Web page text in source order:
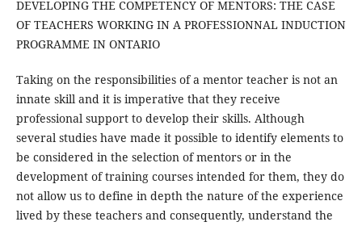
DEVELOPING THE COMPETENCY OF MENTORS: THE CASE
OF TEACHERS WORKING IN A PROFESSIONNAL INDUCTION
PROGRAMME IN ONTARIO
Taking on the responsibilities of a mentor teacher is not an
innate skill and it is imperative that they receive
professional support to develop their skills. Although
several studies have made it possible to identify elements to
be considered in the selection of mentors or in the
development of training courses intended for them, they do
not allow us to define in depth the nature of the experience
lived by these teachers and consequently, understand the